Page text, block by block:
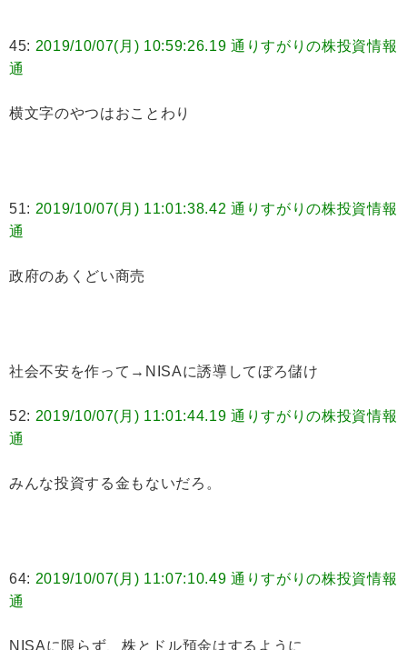
45: 2019/10/07(月) 10:59:26.19 通りすがりの株投資情報
通
横文字のやつはおことわり
51: 2019/10/07(月) 11:01:38.42 通りすがりの株投資情報
通
政府のあくどい商売
社会不安を作って→NISAに誘導してぼろ儲け
52: 2019/10/07(月) 11:01:44.19 通りすがりの株投資情報
通
みんな投資する金もないだろ。
64: 2019/10/07(月) 11:07:10.49 通りすがりの株投資情報
通
NISAに限らず、株とドル預金はするように